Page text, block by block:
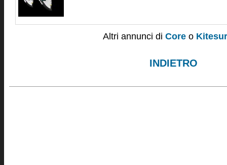
Altri annunci diCore o
INDIETRO